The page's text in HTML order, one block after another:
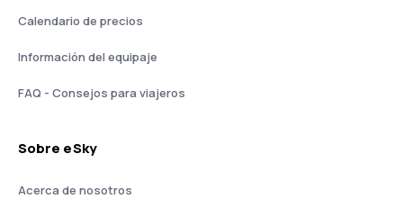
Calendario de precios
Información del equipaje
FAQ - Consejos para viajeros
Sobre eSky
Acerca de nosotros